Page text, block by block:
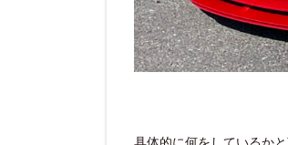
具体的に何をしているか